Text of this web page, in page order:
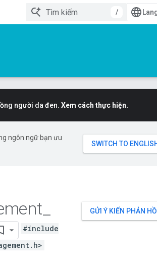
/
người da đen. Xem cách thực hiện.
ngôn ngữ bạn ưu
GỬI Ý KIẾN PHẢN HỒI
#include